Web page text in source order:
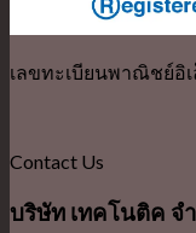
เลขทะเบียนพาณิชย์อิ
Contact Us
บริษัท เทคโนติค จ